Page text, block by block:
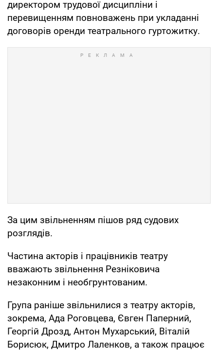
директором трудової дисципліни і
перевищенням повноважень при укладанні
договорів оренди театрального гуртожитку.
За цим звільненням пішов ряд судових
розглядів.
Частина акторів і працівників театру
вважають звільнення Резніковича
незаконним і необгрунтованим.
Група раніше звільнилися з театру акторів,
зокрема, Ада Роговцева, Євген Паперний,
Георгій Дрозд, Антон Мухарський, Віталій
Борисюк, Дмитро Лаленков, а також працює